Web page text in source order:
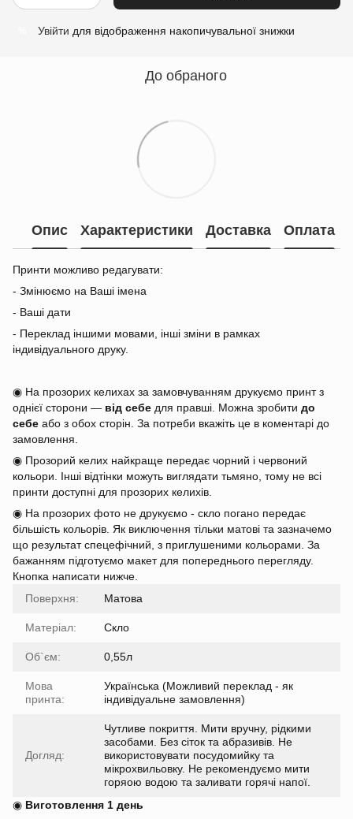
Увійти для відображення накопичувальної знижки
До обраного
Опис Характеристики Доставка Оплата
Принти можливо редагувати:
- Змінюємо на Ваші імена
- Ваші дати
- Переклад іншими мовами, інші зміни в рамках
індивідуального друку.
◉ На прозорих келихах за замовчуванням друкуємо принт з
однієї сторони — від себе для правші. Можна зробити до
себе або з обох сторін. За потреби вкажіть це в коментарі до
замовлення.
◉ Прозорий келих найкраще передає чорний і червоний
кольори. Інші відтінки можуть виглядати тьмяно, тому не всі
принти доступні для прозорих келихів.
◉ На прозорих фото не друкуємо - скло погано передає
більшість кольорів. Як виключення тільки матові та зазначемо
що результат спецефічний, з приглушеними кольорами. За
бажанням підготуємо макет для попереднього перегляду.
Кнопка написати нижче.
Поверхня:
Матова
Матеріал: Скло
Об`єм: 0,55л
Мова
принта:
Українська (Можливий переклад - як
індивідуальне замовлення)
Догляд:
Чутливе покриття. Мити вручну, рідкими
засобами. Без сіток та абразивів. Не
використовувати посудомийку та
мікрохвильовку. Не рекомендуємо мити
горяою водою та заливати горячі напої.
◉ Виготовлення 1 день